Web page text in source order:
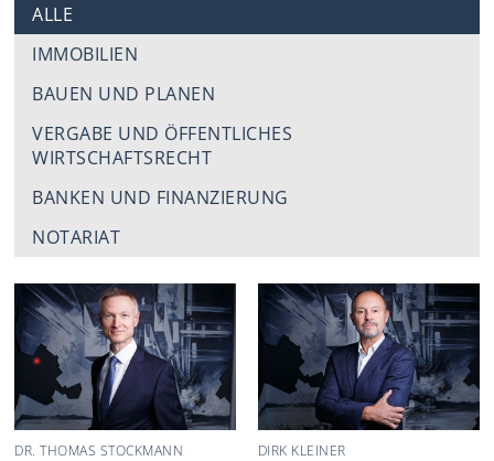
ALLE
IMMOBILIEN
BAUEN UND PLANEN
VERGABE UND ÖFFENTLICHES
WIRTSCHAFTSRECHT
BANKEN UND FINANZIERUNG
NOTARIAT
DR. THOMAS STOCKMANN DIRK KLEINER